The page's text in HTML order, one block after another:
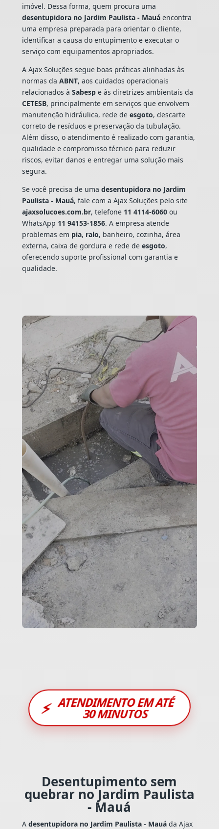
imóvel. Dessa forma, quem procura uma
desentupidora no Jardim Paulista - Mauáencontra
uma empresa preparada para orientar o cliente,
identificar a causa do entupimento e executar o
serviço com equipamentos apropriados.
A Ajax Soluções segue boas práticas alinhadas às
normas da ABNT, aos cuidados operacionais
relacionados à Sabespe às diretrizes ambientais da
CETESB, principalmente em serviços que envolvem
manutenção hidráulica, rede de esgoto, descarte
correto de resíduos e preservação da tubulação.
Além disso, o atendimento é realizado com garantia,
qualidade e compromisso técnico para reduzir
riscos, evitar danos e entregar uma solução mais
segura.
Se você precisa de uma desentupidora no Jardim
Paulista - Mauá, fale com a Ajax Soluções pelo site
ajaxsolucoes.com.br, telefone 11 4114-6060ou
WhatsApp 11 94153-1856. A empresa atende
problemas em pia, ralo, banheiro, cozinha, área
externa, caixa de gordura e rede de esgoto,
oferecendo suporte profissional com garantia e
qualidade.
⚡ ATENDIMENTO EM ATÉ
30 MINUTOS
Desentupimento sem
quebrar no Jardim Paulista
- Mauá
A desentupidora no Jardim Paulista - Mauáda Ajax